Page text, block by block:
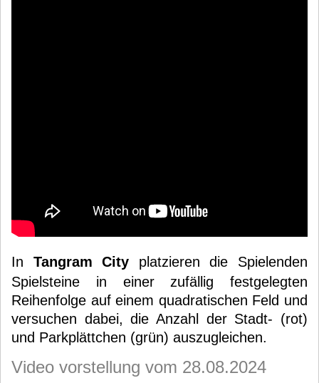
In Tangram City platzieren die Spielenden
Spielsteine in einer zufällig festgelegten
Reihenfolge auf einem quadratischen Feld und
versuchen dabei, die Anzahl der Stadt- (rot)
und Parkplättchen (grün) auszugleichen.
Video vorstellung vom 28.08.2024